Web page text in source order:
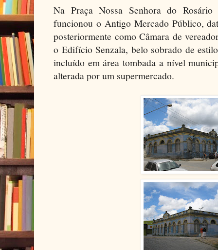
Na Praça Nossa Senhora do
funcionou o Antigo Mercado Público,
posteriormente como Câmara de
o Edifício Senzala, belo sobrado de
incluído em área tombada a nível
alterada por um supermercado.